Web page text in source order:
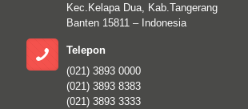
Kec.Kelapa Dua, Kab.Tangerang
Banten 15811 – Indonesia
Telepon
(021) 3893 0000
(021) 3893 8383
(021) 3893 3333